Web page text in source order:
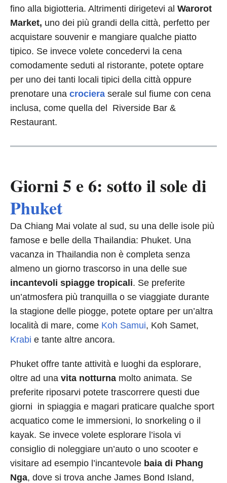
fino alla bigiotteria. Altrimenti dirigetevi al Warorot
Market, uno dei più grandi della città, perfetto per
acquistare souvenir e mangiare qualche piatto
tipico. Se invece volete concedervi la cena
comodamente seduti al ristorante, potete optare
per uno dei tanti locali tipici della città oppure
prenotare una crociera serale sul fiume con cena
inclusa, come quella del Riverside Bar &
Restaurant.
Giorni 5 e 6: sotto il sole di
Phuket
Da Chiang Mai volate al sud, su una delle isole più
famose e belle della Thailandia: Phuket. Una
vacanza in Thailandia non è completa senza
almeno un giorno trascorso in una delle sue
incantevoli spiagge tropicali. Se preferite
un’atmosfera più tranquilla o se viaggiate durante
la stagione delle piogge, potete optare per un’altra
località di mare, come Koh Samui, Koh Samet,
Krabi e tante altre ancora.
Phuket offre tante attività e luoghi da esplorare,
oltre ad una vita notturna molto animata. Se
preferite riposarvi potete trascorrere questi due
giorni in spiaggia e magari praticare qualche sport
acquatico come le immersioni, lo snorkeling o il
kayak. Se invece volete esplorare l’isola vi
consiglio di noleggiare un’auto o uno scooter e
visitare ad esempio l’incantevole baia di Phang
Nga, dove si trova anche James Bond Island,